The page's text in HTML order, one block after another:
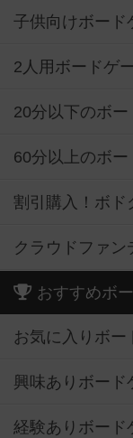
子供向けボード
2人用ボードゲ
20分以下のボ
60分以上のボ
割引購入！ボド
クラウドファン
おすすめボ
お気に入りボー
興味ありボード
経験ありボード